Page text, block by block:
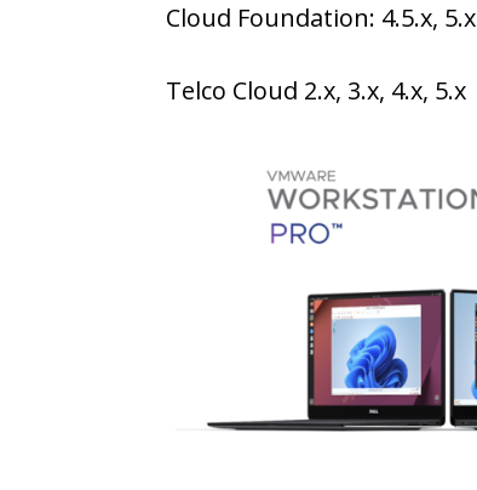
Cloud Foundation: 4.5.x, 5.x
Telco Cloud 2.x, 3.x, 4.x, 5.x